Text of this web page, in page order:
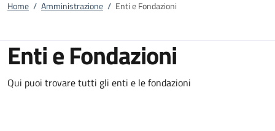
Home / Amministrazione / Enti e Fondazioni
Enti e Fondazioni
Qui puoi trovare tutti gli enti e le fondazioni